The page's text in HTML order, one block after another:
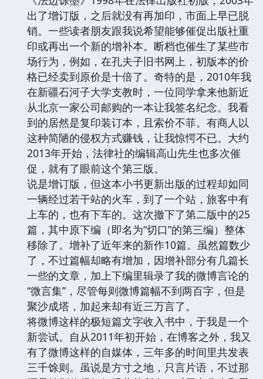
出了增订版，之后就没有再加印，市面上早已脱
销。一些读者朋友跟我说希望能够催促出版社重
印或再出一个新的增补本。断档也催生了某些市
场行为，例如，在孔夫子旧书网上，初版本的价
格已经卖到原价是十倍了。奇特的是，2010年我
在新疆石河子大学支教时，一位同学拿来他新近
从北京一家公司邮购的一本让我签名纪念。我看
到的居然是复印装订本，且索价不菲。有商人以
这种简陋的侵权方式赚钱，让我惊愕不已。大约
2013年开始，法律社的编辑高山先生也多次催
促，就有了眼前这个第三版。
说是增订版，但这本小书更新出版的过程却如同
一辆经过若干站的火车，到了一个站，旅客中有
上车的，也有下车的。这次撤下了第二版中的25
篇，其中原下编（即名为“切口”的第三编）整体
移除了。增补了近年来的新作10篇。虽然篇数少
了，不过篇幅却略有增加，因增补部分有几篇长
一些的文章，加上下编里辑录了我的微博言论的
“微言集”，尽管每则微博篇幅不到两百字，但是
聚沙成塔，加起来却有近三万言了。
将微博这样的极短篇文字收入书中，于我是一个
新尝试。自从2011年初开始，在博客之外，我又
有了微博这样的自媒体，三年多的时间里共发表
三千馀则。虽说是方寸之地，只言片语，不过那